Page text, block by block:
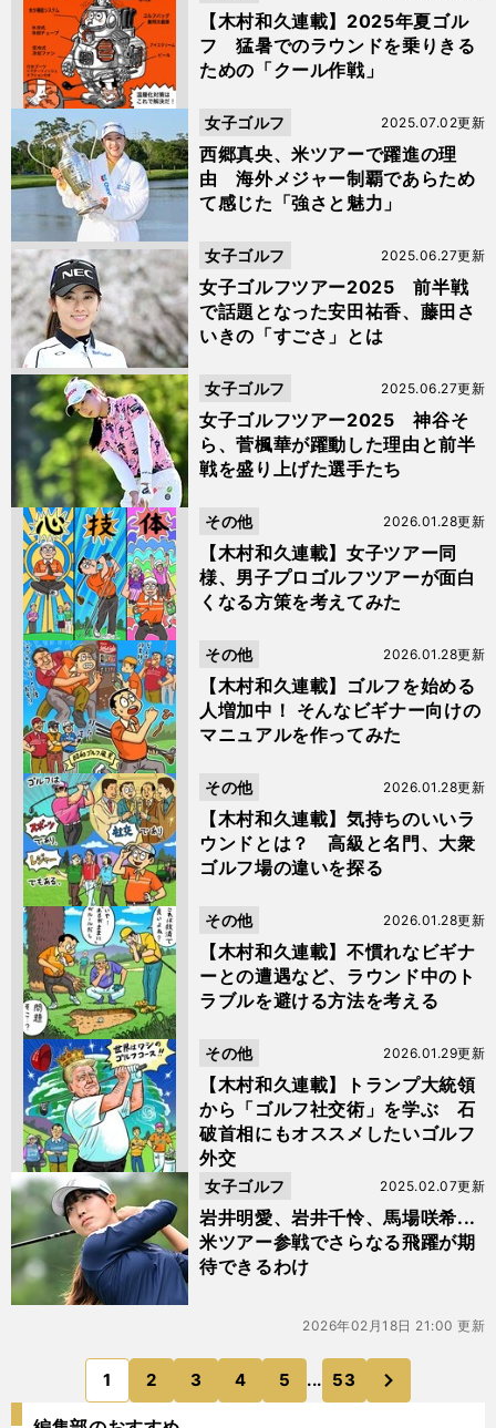
【木村和久連載】2025年夏ゴル
フ 猛暑でのラウンドを乗りきる
ための「クール作戦」
西郷真央、米ツアーで躍進の理
由 海外メジャー制覇であらため
て感じた「強さと魅力」
2025.07.02更新
女子ゴルフ
女子ゴルフツアー2025 前半戦
で話題となった安田祐香、藤田さ
いきの「すごさ」とは
2025.06.27更新
女子ゴルフ
女子ゴルフツアー2025 神谷そ
ら、菅楓華が躍動した理由と前半
戦を盛り上げた選手たち
2025.06.27更新
女子ゴルフ
【木村和久連載】女子ツアー同
様、男子プロゴルフツアーが面白
くなる方策を考えてみた
2026.01.28更新
その他
【木村和久連載】ゴルフを始める
人増加中！ そんなビギナー向けの
マニュアルを作ってみた
2026.01.28更新
その他
【木村和久連載】気持ちのいいラ
ウンドとは？ 高級と名門、大衆
ゴルフ場の違いを探る
2026.01.28更新
その他
【木村和久連載】不慣れなビギナ
ーとの遭遇など、ラウンド中のト
ラブルを避ける方法を考える
2026.01.28更新
その他
【木村和久連載】トランプ大統領
から「ゴルフ社交術」を学ぶ 石
破首相にもオススメしたいゴルフ
外交
2026.01.29更新
その他
岩井明愛、岩井千怜、馬場咲希...
米ツアー参戦でさらなる飛躍が期
待できるわけ
2025.02.07更新
女子ゴルフ
2026年02月18日 21:00 更新
1 2 3 4 5 ... 53